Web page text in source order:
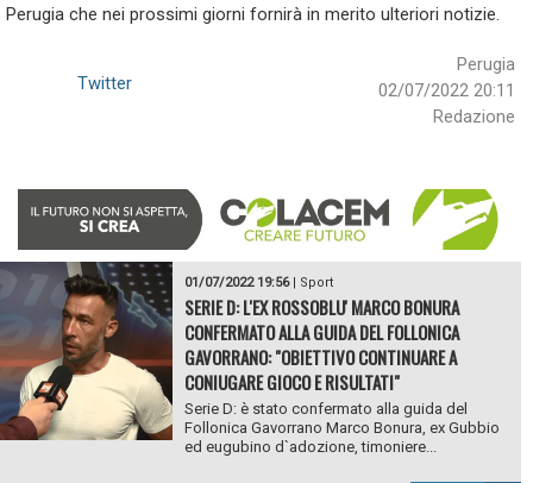
Perugia che nei prossimi giorni fornirà in merito ulteriori notizie.
Perugia
02/07/2022 20:11
Redazione
Twitter
01/07/2022 19:56| Sport
SERIE D: L'EX ROSSOBLU' MARCO BONURA
CONFERMATO ALLA GUIDA DEL FOLLONICA
GAVORRANO: "OBIETTIVO CONTINUARE A
CONIUGARE GIOCO E RISULTATI"
Serie D: è stato confermato alla guida del
Follonica Gavorrano Marco Bonura, ex Gubbio
ed eugubino d`adozione, timoniere...